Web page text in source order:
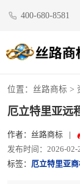
400-680-8581
位置： 丝路商标 >
厄立特里亚远
作者：丝路商标
发布时间：2026-02-
标签： 厄立特里亚